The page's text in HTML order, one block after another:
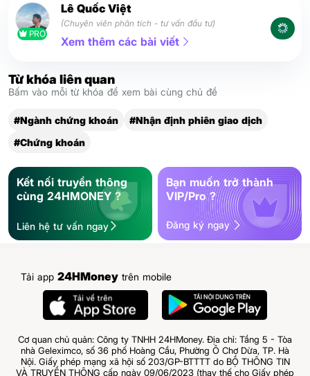
PRO
Lê Quốc Việt
(Chuyên viên phân tích - tư vấn đầu tư)
Xem thêm các bài viết
Từ khóa liên quan
Bấm vào mỗi từ khóa để xem bài cùng chủ đề
#Ngành chứng khoán
#Nhận định phiên giao dịch
#Chứng khoán
Kết nối truyền thông
cùng 24HMONEY ?
Liên hệ tư vấn ngay
Bạn muốn trở thành
VIP/Pro ?
Đăng ký ngay
Tải app 24HMoney trên mobile
Cơ quan chủ quản: Công ty TNHH 24HMoney. Địa chỉ: Tầng 5 - Tòa
nhà Geleximco, số 36 phố Hoàng Cầu, Phường Ô Chợ Dừa, TP. Hà
Nội. Giấy phép mạng xã hội số 203/GP-BTTTT do BỘ THÔNG TIN
VÀ TRUYỀN THÔNG cấp ngày 09/06/2023 (thay thế cho Giấy phép